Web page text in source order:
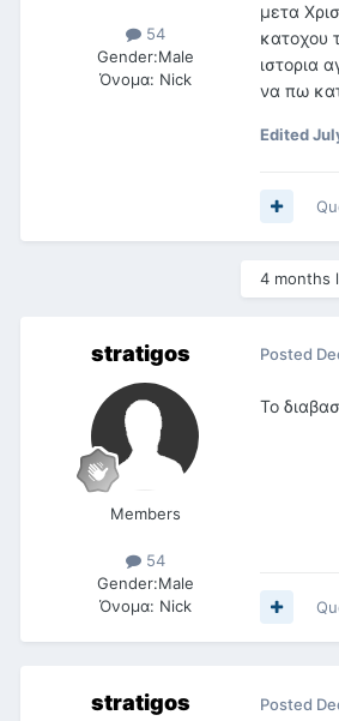
54
Gender:Male
Όνομα: Nick
μετα
κατοχου
ιστορια
να πω
Edited
4 months
stratigos
Members
54
Gender:Male
Όνομα: Nick
Posted
Το
stratigos Posted